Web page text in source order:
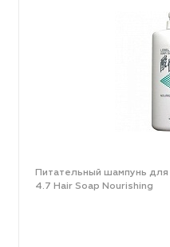
Питательный шампунь
4.7 Hair Soap Nourishing